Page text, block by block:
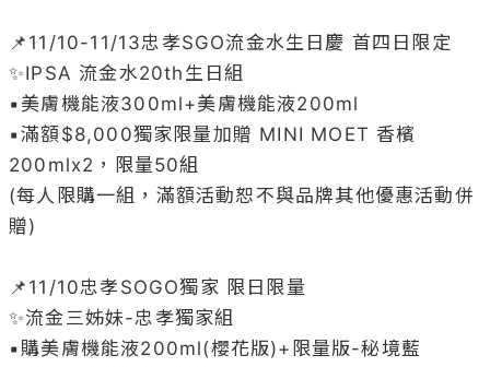
📌11/10-11/13忠孝SGO流金水生日慶 首四日限定
✨IPSA 流金水20th生日組
▪️美膚機能液300ml+美膚機能液200ml
▪️滿額$8,000獨家限量加贈 MINI MOET 香檳
200mlx2，限量50組
(每人限購一組，滿額活動恕不與品牌其他優惠活動併
贈)
📌11/10忠孝SOGO獨家 限日限量
✨流金三姊妹-忠孝獨家組
▪️購美膚機能液200ml(櫻花版)+限量版-秘境藍